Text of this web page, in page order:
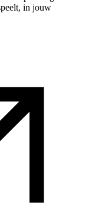
in jouw